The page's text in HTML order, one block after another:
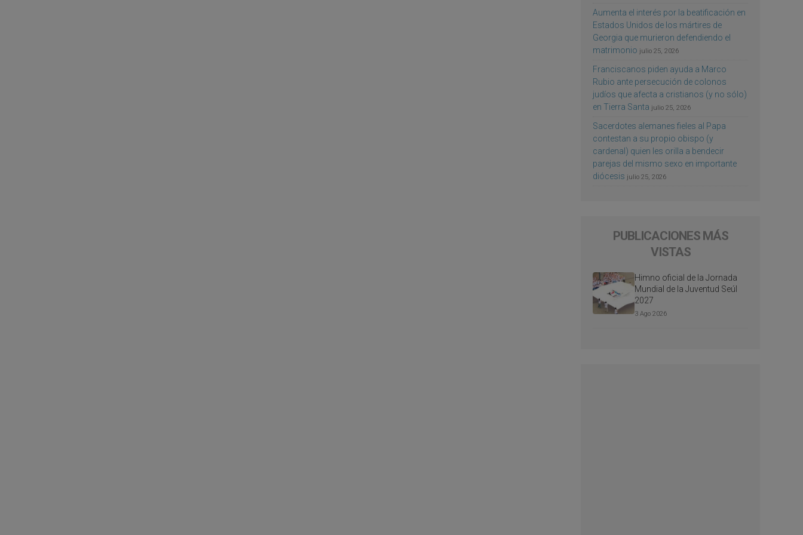
Aumenta el interés por la beatificación en
Estados Unidos de los mártires de
Georgia que murieron defendiendo el
matrimonio julio 25, 2026
Franciscanos piden ayuda a Marco
Rubio ante persecución de colonos
judíos que afecta a cristianos (y no sólo)
en Tierra Santa julio 25, 2026
Sacerdotes alemanes fieles al Papa
contestan a su propio obispo (y
cardenal) quien les orilla a bendecir
parejas del mismo sexo en importante
diócesis julio 25, 2026
PUBLICACIONES MÁS
VISTAS
Himno oficial de la Jornada
Mundial de la Juventud Seúl
2027
3 Ago 2026